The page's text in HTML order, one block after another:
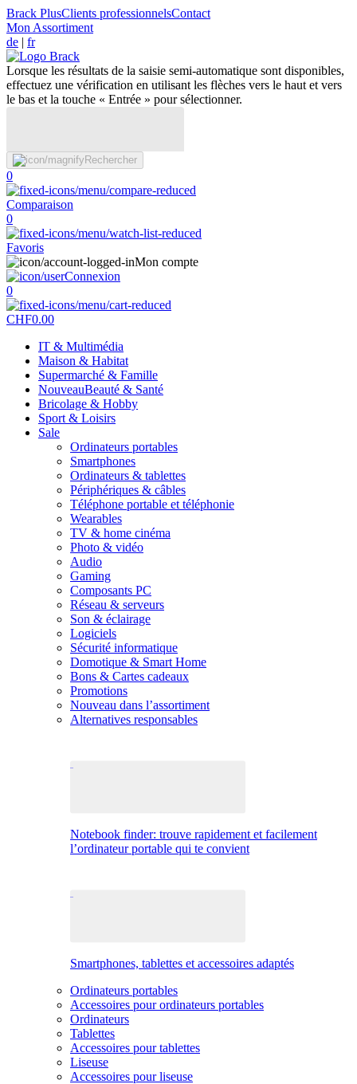
Brack PlusClients professionnelsContact
Mon Assortiment
de | fr
Lorsque les résultats de la saisie semi-automatique sont disponibles,
effectuez une vérification en utilisant les flèches vers le haut et vers
le bas et la touche « Entrée » pour sélectionner.
Rechercher
0
Comparaison
0
Favoris
Mon compte
Connexion
0
CHF0.00
IT & Multimédia
Maison & Habitat
Supermarché & Famille
NouveauBeauté & Santé
Bricolage & Hobby
Sport & Loisirs
Sale
Ordinateurs portables
Smartphones
Ordinateurs & tablettes
Périphériques & câbles
Téléphone portable et téléphonie
Wearables
TV & home cinéma
Photo & vidéo
Audio
Gaming
Composants PC
Réseau & serveurs
Son & éclairage
Logiciels
Sécurité informatique
Domotique & Smart Home
Bons & Cartes cadeaux
Promotions
Nouveau dans l’assortiment
Alternatives responsables
Notebook finder: trouve rapidement et facilement
l’ordinateur portable qui te convient
Smartphones, tablettes et accessoires adaptés
Ordinateurs portables
Accessoires pour ordinateurs portables
Ordinateurs
Tablettes
Accessoires pour tablettes
Liseuse
Accessoires pour liseuse